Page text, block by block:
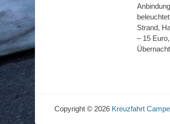
Strand,
– 15
Copyright © 2026 Kreuzfahrt